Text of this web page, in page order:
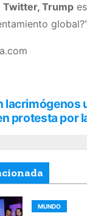
Twitter, Trump
lacrimógenos
protesta por
MUNDO